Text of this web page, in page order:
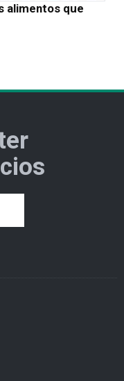
alimentos que